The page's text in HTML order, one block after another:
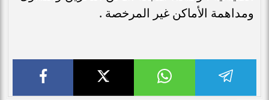
ومداهمة الأماكن غير المرخصة .